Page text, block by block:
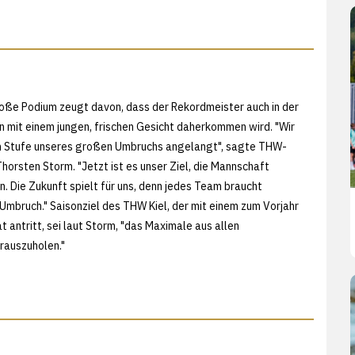
Podium zeugt davon, dass der Rekordmeister auch in der
mit einem jungen, frischen Gesicht daherkommen wird. "Wir
Stufe unseres großen Umbruchs angelangt", sagte THW-
Storm. "Jetzt ist es unser Ziel, die Mannschaft
Die Zukunft spielt für uns, denn jedes Team braucht
Saisonziel des THW Kiel, der mit einem zum Vorjahr
antritt, sei laut Storm, "das Maximale aus allen